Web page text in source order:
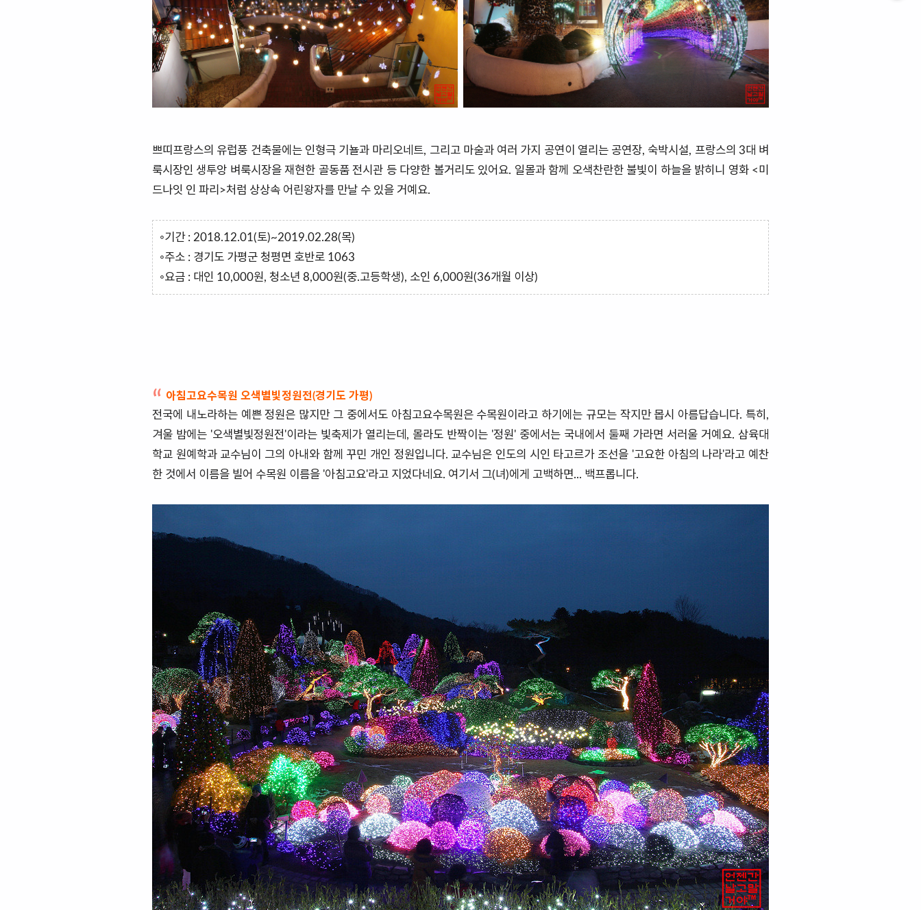
쁘띠프랑스의 유럽풍 건축물에는 인형극 기뇰과 마리오네트, 그리고 마술과 여러 가지 공연이 열리는 공연장, 숙박시설, 프랑스의 3대 벼
룩시장인 생투앙 벼룩시장을 재현한 골동품 전시관 등 다양한 볼거리도 있어요. 일몰과 함께 오색찬란한 불빛이 하늘을 밝히니 영화 <미
드나잇 인 파리>처럼 상상속 어린왕자를 만날 수 있을 거예요.
◦기간 : 2018.12.01(토)~2019.02.28(목)
◦주소 : 경기도 가평군 청평면 호반로 1063
◦요금 : 대인 10,000원, 청소년 8,000원(중.고등학생), 소인 6,000원(36개월 이상)
아침고요수목원 오색별빛정원전(경기도 가평)
전국에 내노라하는 예쁜 정원은 많지만 그 중에서도 아침고요수목원은 수목원이라고 하기에는 규모는 작지만 몹시 아름답습니다. 특히,
겨울 밤에는 '오색별빛정원전'이라는 빛축제가 열리는데, 몰라도 반짝이는 '정원' 중에서는 국내에서 둘째 가라면 서러울 거예요. 삼육대
학교 원예학과 교수님이 그의 아내와 함께 꾸민 개인 정원입니다. 교수님은 인도의 시인 타고르가 조선을 '고요한 아침의 나라'라고 예찬
한 것에서 이름을 빌어 수목원 이름을 '아침고요'라고 지었다네요. 여기서 그(녀)에게 고백하면... 백프롭니다.